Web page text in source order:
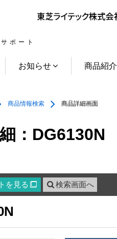
ポート
お知らせ 商品紹介
商品情報検索 商品詳細画面
：DG6130N
を見る  検索画面へ